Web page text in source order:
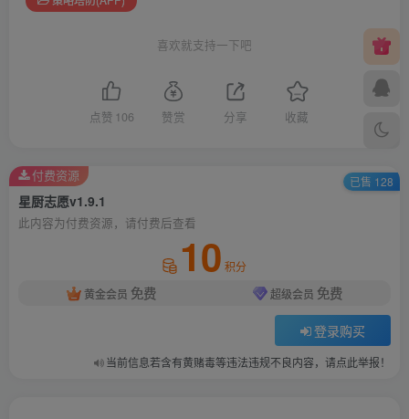
喜欢就支持一下吧
点赞 106 赞赏 分享 收藏
星厨志愿v1.9.1
此内容为付费资源，请付费后查看
10 积分
黄金会员 免费 超级会员 免费
登录购买
当前信息若含有黄赌毒等违法违规不良内容，请点此举报！
付费资源 已售 128